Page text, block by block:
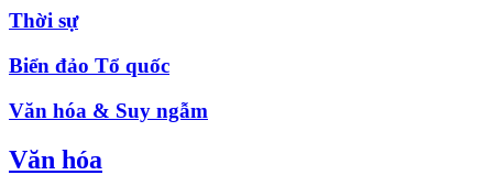
Thời sự
Biển đảo Tổ quốc
Văn hóa & Suy ngẫm
Văn hóa